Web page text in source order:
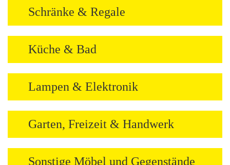
Schränke & Regale
Küche & Bad
Lampen & Elektronik
Garten, Freizeit & Handwerk
Sonstige Möbel und Gegenstände